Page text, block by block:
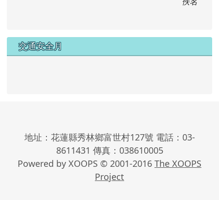
交通安全月
地址：花蓮縣秀林鄉富世村127號 電話：03-
8611431 傳真：038610005
Powered by XOOPS © 2001-2016 The XOOPS
Project